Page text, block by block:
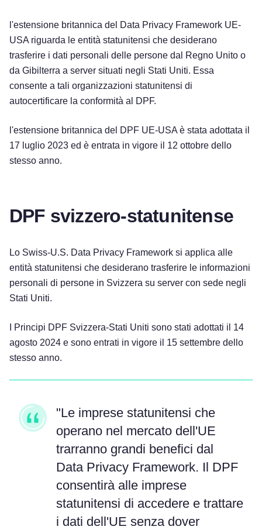
l'estensione britannica del Data Privacy Framework UE-
USA riguarda le entità statunitensi che desiderano
trasferire i dati personali delle persone dal Regno Unito o
da Gibilterra a server situati negli Stati Uniti. Essa
consente a tali organizzazioni statunitensi di
autocertificare la conformità al DPF.
l'estensione britannica del DPF UE-USA è stata adottata il
17 luglio 2023 ed è entrata in vigore il 12 ottobre dello
stesso anno.
DPF svizzero-statunitense
Lo Swiss-U.S. Data Privacy Framework si applica alle
entità statunitensi che desiderano trasferire le informazioni
personali di persone in Svizzera su server con sede negli
Stati Uniti.
I Principi DPF Svizzera-Stati Uniti sono stati adottati il 14
agosto 2024 e sono entrati in vigore il 15 settembre dello
stesso anno.
"Le imprese statunitensi che
operano nel mercato dell'UE
trarranno grandi benefici dal
Data Privacy Framework. Il DPF
consentirà alle imprese
statunitensi di accedere e trattare
i dati dell'UE senza dover